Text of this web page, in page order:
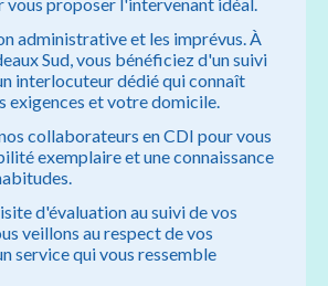
administrative et les imprévus. À
Sud, vous bénéficiez d'un suivi
interlocuteur dédié qui connaît
exigences et votre domicile.
collaborateurs en CDI pour vous
exemplaire et une connaissance
d'évaluation au suivi de vos
veillons au respect de vos
service qui vous ressemble